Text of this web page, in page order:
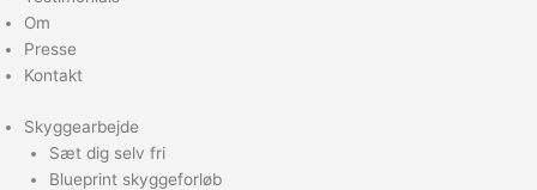
Om
Presse
Kontakt
Skyggearbejde
Sæt dig selv fri
Blueprint skyggeforløb